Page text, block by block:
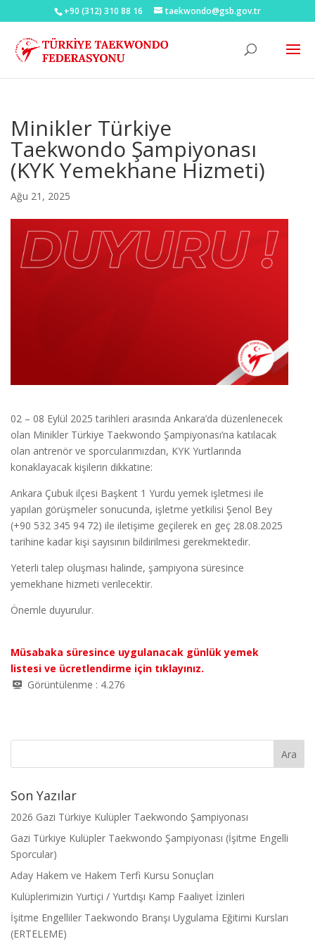
+90 (312) 310 88 16 taekwondo@gsb.gov.tr
Minikler Türkiye
Taekwondo Şampiyonası
(KYK Yemekhane Hizmeti)
Ağu 21, 2025
02 – 08 Eylül 2025 tarihleri arasında Ankara’da düzenlenecek
olan Minikler Türkiye Taekwondo Şampiyonası’na katılacak
olan antrenör ve sporcularımızdan, KYK Yurtlarında
konaklayacak kişilerin dikkatine:
Ankara Çubuk ilçesi Başkent 1 Yurdu yemek işletmesi ile
yapılan görüşmeler sonucunda, işletme yetkilisi Şenol Bey
(+90 532 345 94 72) ile iletişime geçilerek en geç 28.08.2025
tarihine kadar kişi sayısının bildirilmesi gerekmektedir.
Yeterli talep oluşması halinde, şampiyona süresince
yemekhane hizmeti verilecektir.
Önemle duyurulur.
Müsabaka süresince uygulanacak günlük yemek
listesi ve ücretlendirme için tıklayınız.
Görüntülenme : 4.276
Son Yazılar
2026 Gazi Türkiye Kulüpler Taekwondo Şampiyonası
Gazi Türkiye Kulüpler Taekwondo Şampiyonası (İşitme Engelli
Sporcular)
Aday Hakem ve Hakem Terfi Kursu Sonuçları
Kulüplerimizin Yurtiçi / Yurtdışı Kamp Faaliyet İzinleri
İşitme Engelliler Taekwondo Branşı Uygulama Eğitimi Kursları
(ERTELEME)